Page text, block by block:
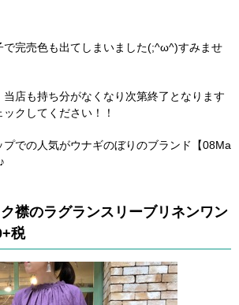
で完売色も出てしまいました(;^ω^)すみませ
当店も持ち分がなくなり次第終了となります
クしてください！！
での人気がウナギのぼりのブランド【08Ma
襟のラグランスリーブリネンワン
税